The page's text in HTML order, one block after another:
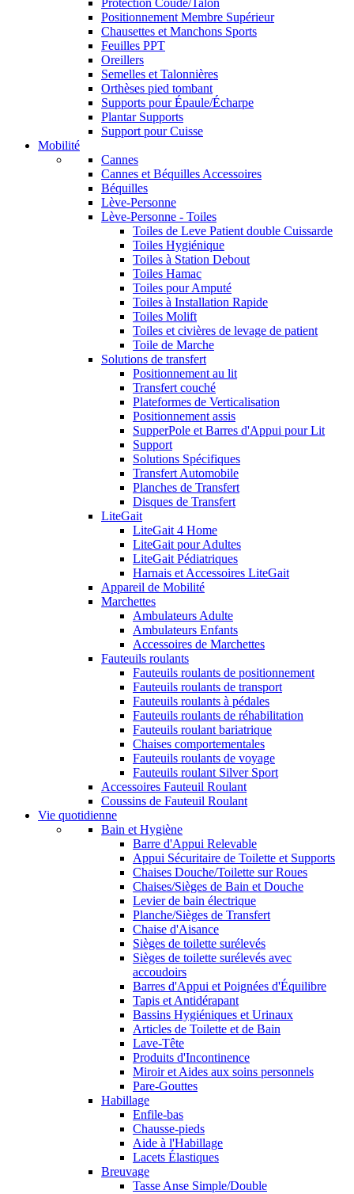
Protection Coude/Talon
Positionnement Membre Supérieur
Chausettes et Manchons Sports
Feuilles PPT
Oreillers
Semelles et Talonnières
Orthèses pied tombant
Supports pour Épaule/Écharpe
Plantar Supports
Support pour Cuisse
Mobilité
Cannes
Cannes et Béquilles Accessoires
Béquilles
Lève-Personne
Lève-Personne - Toiles
Toiles de Leve Patient double Cuissarde
Toiles Hygiénique
Toiles à Station Debout
Toiles Hamac
Toiles pour Amputé
Toiles à Installation Rapide
Toiles Molift
Toiles et civières de levage de patient
Toile de Marche
Solutions de transfert
Positionnement au lit
Transfert couché
Plateformes de Verticalisation
Positionnement assis
SupperPole et Barres d'Appui pour Lit
Support
Solutions Spécifiques
Transfert Automobile
Planches de Transfert
Disques de Transfert
LiteGait
LiteGait 4 Home
LiteGait pour Adultes
LiteGait Pédiatriques
Harnais et Accessoires LiteGait
Appareil de Mobilité
Marchettes
Ambulateurs Adulte
Ambulateurs Enfants
Accessoires de Marchettes
Fauteuils roulants
Fauteuils roulants de positionnement
Fauteuils roulants de transport
Fauteuils roulants à pédales
Fauteuils roulants de réhabilitation
Fauteuils roulant bariatrique
Chaises comportementales
Fauteuils roulants de voyage
Fauteuils roulant Silver Sport
Accessoires Fauteuil Roulant
Coussins de Fauteuil Roulant
Vie quotidienne
Bain et Hygiène
Barre d'Appui Relevable
Appui Sécuritaire de Toilette et Supports
Chaises Douche/Toilette sur Roues
Chaises/Sièges de Bain et Douche
Levier de bain électrique
Planche/Sièges de Transfert
Chaise d'Aisance
Sièges de toilette surélevés
Sièges de toilette surélevés avec
accoudoirs
Barres d'Appui et Poignées d'Équilibre
Tapis et Antidérapant
Bassins Hygiéniques et Urinaux
Articles de Toilette et de Bain
Lave-Tête
Produits d'Incontinence
Miroir et Aides aux soins personnels
Pare-Gouttes
Habillage
Enfile-bas
Chausse-pieds
Aide à l'Habillage
Lacets Élastiques
Breuvage
Tasse Anse Simple/Double